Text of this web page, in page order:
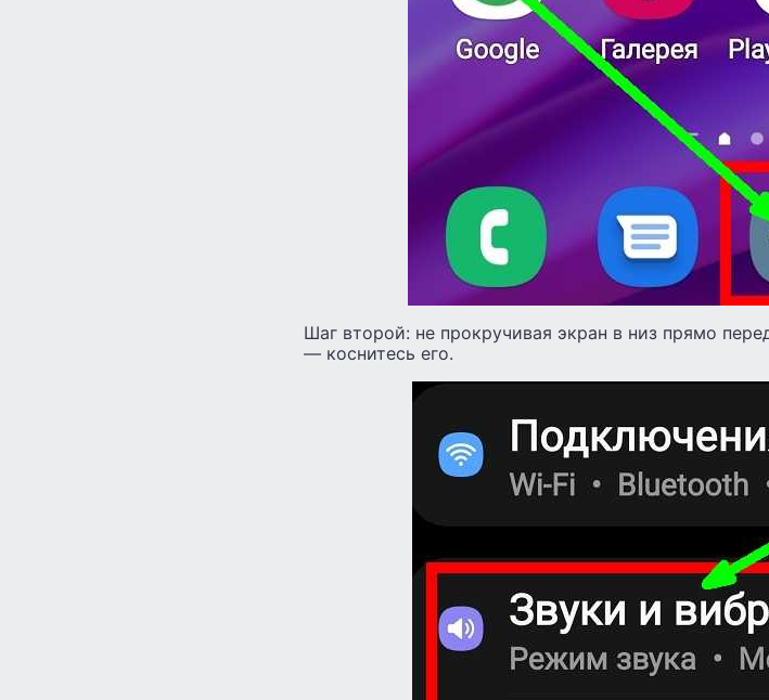
Шаг второй: не прокручивая экран в низ прямо
— коснитесь его.